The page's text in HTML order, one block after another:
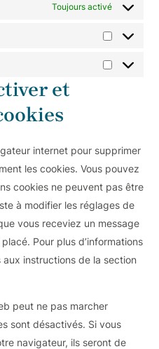
Toujours activé
et
internet pour supprimer
les cookies. Vous pouvez
cookies ne peuvent pas être
à modifier les réglages de
vous receviez un message
Pour plus d’informations
instructions de la section
peut ne pas marcher
sont désactivés. Si vous
navigateur, ils seront de